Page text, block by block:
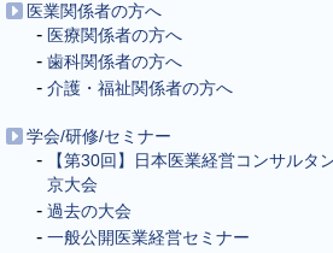
医業関係者の方へ
医療関係者の方へ
歯科関係者の方へ
介護・福祉関係者の方へ
学会/研修/セミナー
【第30回】日本医業経営コンサル
京大会
過去の大会
一般公開医業経営セミナー